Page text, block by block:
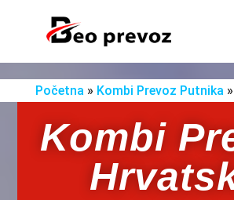
Početna » Kombi Prevoz Putnika »
Kombi